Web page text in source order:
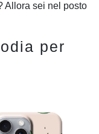
Allora sei nel posto
per